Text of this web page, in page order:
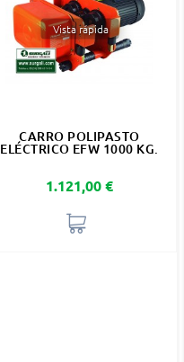
Vista rápida
CARRO POLIPASTO
ELÉCTRICO EFW 1000 KG.
Precio
1.121,00 €